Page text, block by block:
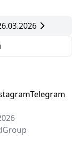
Telegram